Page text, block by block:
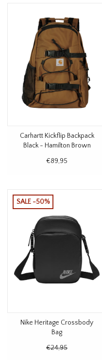
Carhartt Kickflip Backpack
Black - Hamilton Brown
€89,95
SALE -50%
Nike Heritage Crossbody
Bag
€24,95